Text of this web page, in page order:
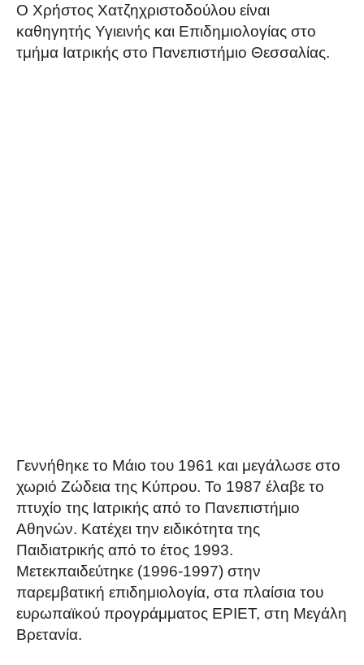
Ο Χρήστος Χατζηχριστοδούλου είναι
καθηγητής Υγιεινής και Επιδημιολογίας στο
τμήμα Ιατρικής στο Πανεπιστήμιο Θεσσαλίας.
Γεννήθηκε το Μάιο του 1961 και μεγάλωσε στο
χωριό Ζώδεια της Κύπρου. Το 1987 έλαβε το
πτυχίο της Ιατρικής από το Πανεπιστήμιο
Αθηνών. Κατέχει την ειδικότητα της
Παιδιατρικής από το έτος 1993.
Μετεκπαιδεύτηκε (1996-1997) στην
παρεμβατική επιδημιολογία, στα πλαίσια του
ευρωπαϊκού προγράμματος EPIET, στη Μεγάλη
Βρετανία.